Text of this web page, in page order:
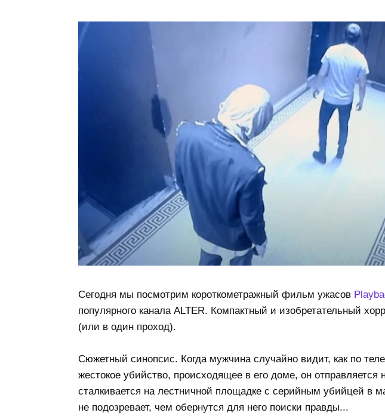
Сегодня мы посмотрим короткометражный фильм ужасов
популярного канала ALTER. Компактный и изобретательный
(или в один проход).
Сюжетный синопсис. Когда мужчина случайно видит, как по
жестокое убийство, происходящее в его доме, он отправляется
сталкивается на лестничной площадке с серийным убийцей в
не подозревает, чем обернутся для него поиски правды...